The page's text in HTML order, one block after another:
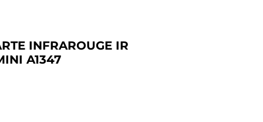
INFRAROUGE IR
A1347